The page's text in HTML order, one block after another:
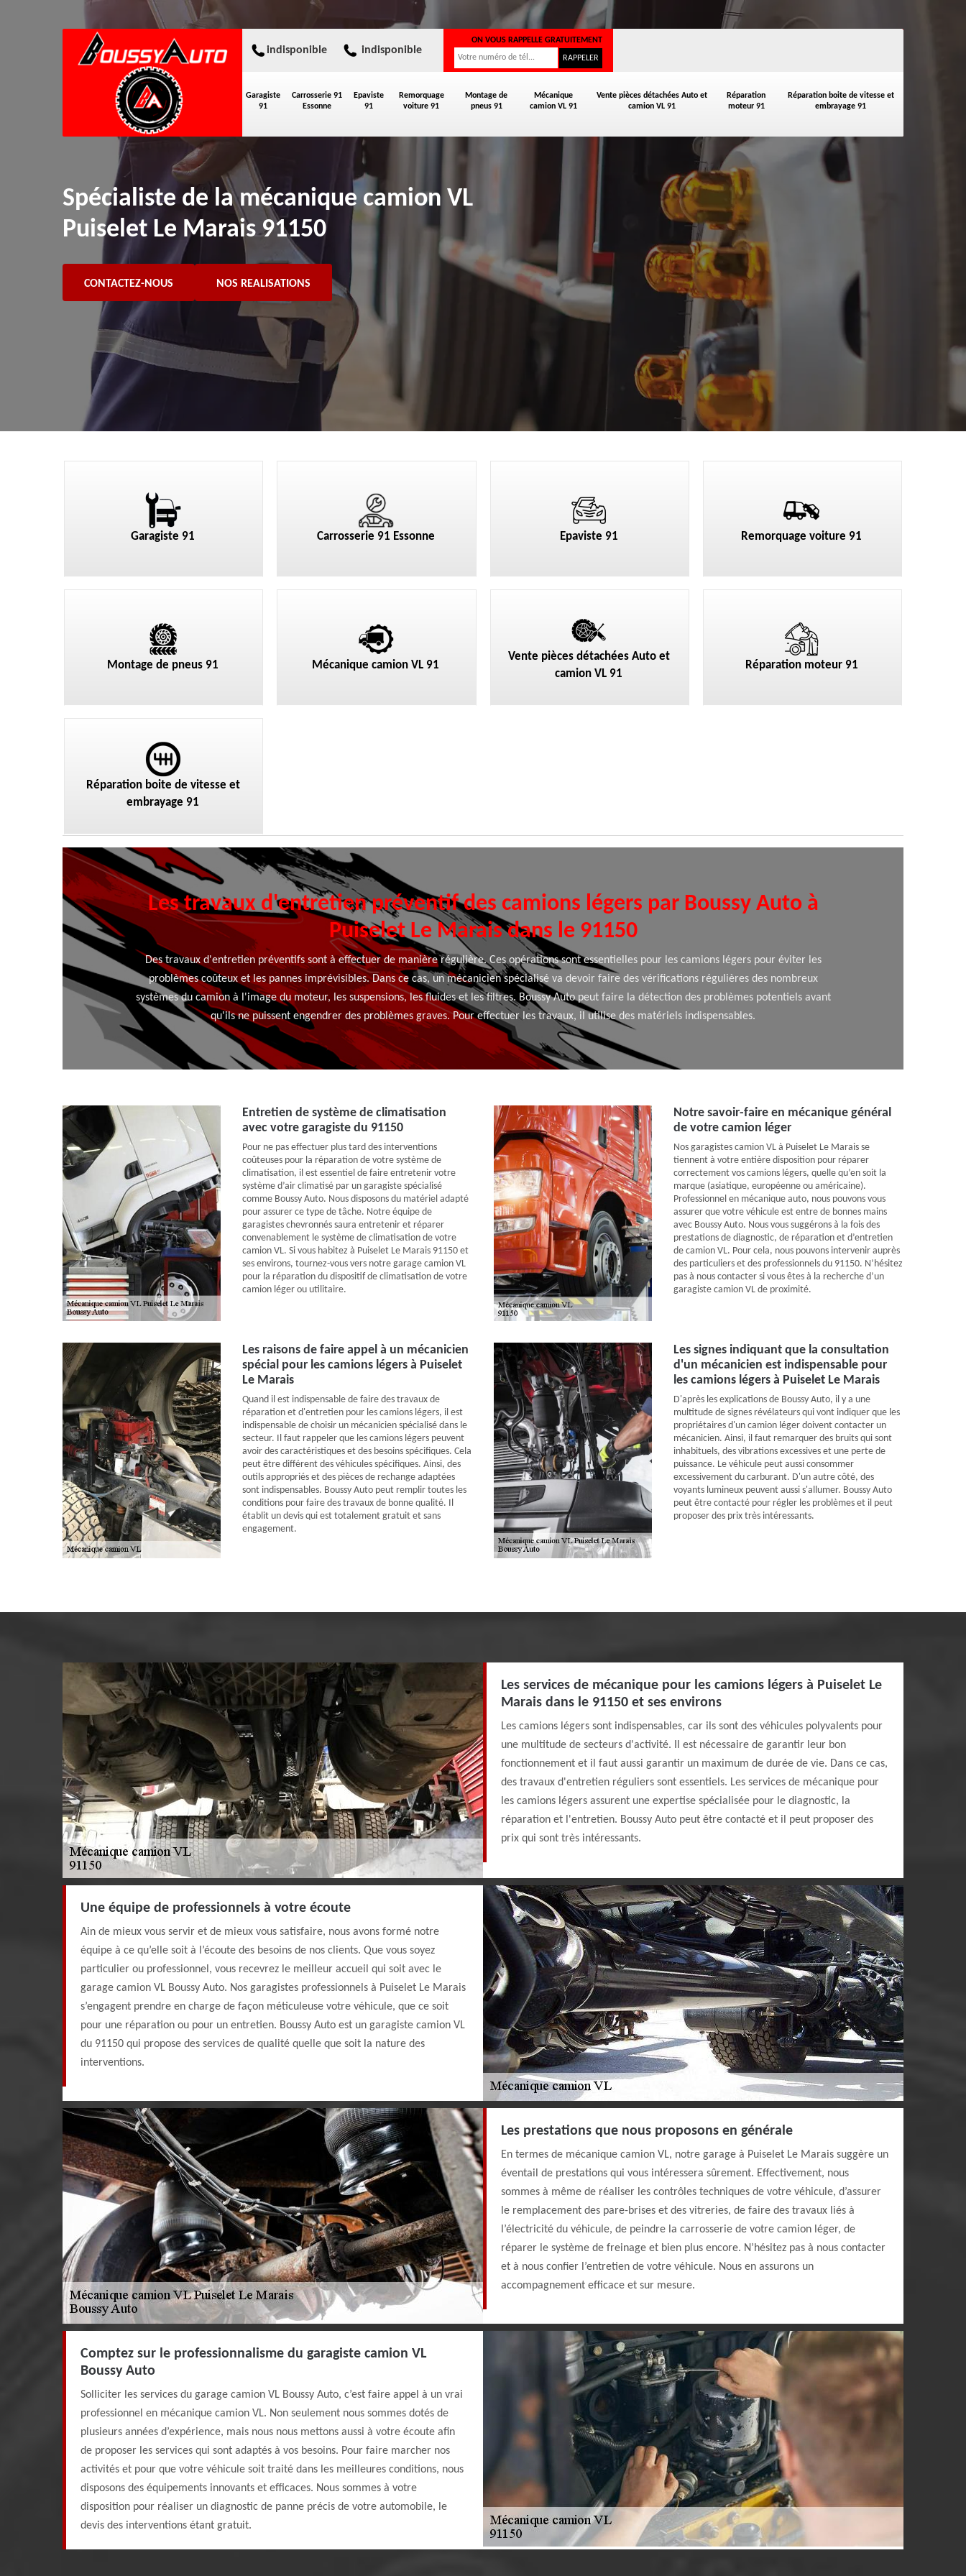
Garagiste
91
Carrosserie 91
Essonne
Epaviste
91
Remorquage
voiture 91
Montage de
pneus 91
Mécanique
camion VL 91
Vente pièces détachées Auto et
camion VL 91
Réparation
moteur 91
Réparation boite de vitesse et
embrayage 91
indisponible indisponible
ON VOUS RAPPELLE GRATUITEMENT
Spécialiste de la mécanique camion VL
Puiselet Le Marais 91150
CONTACTEZ-NOUS NOS REALISATIONS
Garagiste 91 Carrosserie 91 Essonne Epaviste 91 Remorquage voiture 91
Montage de pneus 91 Mécanique camion VL 91
Vente pièces détachées Auto et
camion VL 91
Réparation moteur 91
Réparation boite de vitesse et
embrayage 91
Les travaux d'entretien préventif des camions légers par Boussy Auto à
Puiselet Le Marais dans le 91150
Des travaux d'entretien préventifs sont à effectuer de manière régulière. Ces opérations sont essentielles pour les camions légers pour éviter les
problèmes coûteux et les pannes imprévisibles. Dans ce cas, un mécanicien spécialisé va devoir faire des vérifications régulières des nombreux
systèmes du camion à l'image du moteur, les suspensions, les fluides et les filtres. Boussy Auto peut faire la détection des problèmes potentiels avant
qu'ils ne puissent engendrer des problèmes graves. Pour effectuer les travaux, il utilise des matériels indispensables.
Entretien de système de climatisation
avec votre garagiste du 91150
Pour ne pas effectuer plus tard des interventions
coûteuses pour la réparation de votre système de
climatisation, il est essentiel de faire entretenir votre
système d’air climatisé par un garagiste spécialisé
comme Boussy Auto. Nous disposons du matériel adapté
pour assurer ce type de tâche. Notre équipe de
garagistes chevronnés saura entretenir et réparer
convenablement le système de climatisation de votre
camion VL. Si vous habitez à Puiselet Le Marais 91150 et
ses environs, tournez-vous vers notre garage camion VL
pour la réparation du dispositif de climatisation de votre
camion léger ou utilitaire.
Notre savoir-faire en mécanique général
de votre camion léger
Nos garagistes camion VL à Puiselet Le Marais se
tiennent à votre entière disposition pour réparer
correctement vos camions légers, quelle qu’en soit la
marque (asiatique, européenne ou américaine).
Professionnel en mécanique auto, nous pouvons vous
assurer que votre véhicule est entre de bonnes mains
avec Boussy Auto. Nous vous suggérons à la fois des
prestations de diagnostic, de réparation et d’entretien
de camion VL. Pour cela, nous pouvons intervenir auprès
des particuliers et des professionnels du 91150. N’hésitez
pas à nous contacter si vous êtes à la recherche d’un
garagiste camion VL de proximité.
Les raisons de faire appel à un mécanicien
spécial pour les camions légers à Puiselet
Le Marais
Quand il est indispensable de faire des travaux de
réparation et d'entretien pour les camions légers, il est
indispensable de choisir un mécanicien spécialisé dans le
secteur. Il faut rappeler que les camions légers peuvent
avoir des caractéristiques et des besoins spécifiques. Cela
peut être différent des véhicules spécifiques. Ainsi, des
outils appropriés et des pièces de rechange adaptées
sont indispensables. Boussy Auto peut remplir toutes les
conditions pour faire des travaux de bonne qualité. Il
établit un devis qui est totalement gratuit et sans
engagement.
Les signes indiquant que la consultation
d'un mécanicien est indispensable pour
les camions légers à Puiselet Le Marais
D'après les explications de Boussy Auto, il y a une
multitude de signes révélateurs qui vont indiquer que les
propriétaires d'un camion léger doivent contacter un
mécanicien. Ainsi, il faut remarquer des bruits qui sont
inhabituels, des vibrations excessives et une perte de
puissance. Le véhicule peut aussi consommer
excessivement du carburant. D'un autre côté, des
voyants lumineux peuvent aussi s'allumer. Boussy Auto
peut être contacté pour régler les problèmes et il peut
proposer des prix très intéressants.
Les services de mécanique pour les camions légers à Puiselet Le
Marais dans le 91150 et ses environs
Les camions légers sont indispensables, car ils sont des véhicules polyvalents pour
une multitude de secteurs d'activité. Il est nécessaire de garantir leur bon
fonctionnement et il faut aussi garantir un maximum de durée de vie. Dans ce cas,
des travaux d'entretien réguliers sont essentiels. Les services de mécanique pour
les camions légers assurent une expertise spécialisée pour le diagnostic, la
réparation et l'entretien. Boussy Auto peut être contacté et il peut proposer des
prix qui sont très intéressants.
Une équipe de professionnels à votre écoute
Ain de mieux vous servir et de mieux vous satisfaire, nous avons formé notre
équipe à ce qu’elle soit à l’écoute des besoins de nos clients. Que vous soyez
particulier ou professionnel, vous recevrez le meilleur accueil qui soit avec le
garage camion VL Boussy Auto. Nos garagistes professionnels à Puiselet Le Marais
s’engagent prendre en charge de façon méticuleuse votre véhicule, que ce soit
pour une réparation ou pour un entretien. Boussy Auto est un garagiste camion VL
du 91150 qui propose des services de qualité quelle que soit la nature des
interventions.
Les prestations que nous proposons en générale
En termes de mécanique camion VL, notre garage à Puiselet Le Marais suggère un
éventail de prestations qui vous intéressera sûrement. Effectivement, nous
sommes à même de réaliser les contrôles techniques de votre véhicule, d’assurer
le remplacement des pare-brises et des vitreries, de faire des travaux liés à
l’électricité du véhicule, de peindre la carrosserie de votre camion léger, de
réparer le système de freinage et bien plus encore. N’hésitez pas à nous contacter
et à nous confier l’entretien de votre véhicule. Nous en assurons un
accompagnement efficace et sur mesure.
Comptez sur le professionnalisme du garagiste camion VL
Boussy Auto
Solliciter les services du garage camion VL Boussy Auto, c’est faire appel à un vrai
professionnel en mécanique camion VL. Non seulement nous sommes dotés de
plusieurs années d’expérience, mais nous nous mettons aussi à votre écoute afin
de proposer les services qui sont adaptés à vos besoins. Pour faire marcher nos
activités et pour que votre véhicule soit traité dans les meilleures conditions, nous
disposons des équipements innovants et efficaces. Nous sommes à votre
disposition pour réaliser un diagnostic de panne précis de votre automobile, le
devis des interventions étant gratuit.